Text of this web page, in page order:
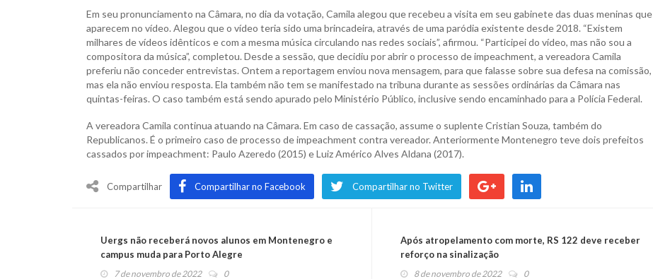
Em seu pronunciamento na Câmara, no dia da votação, Camila alegou que recebeu a visita em seu gabinete das duas meninas que
aparecem no vídeo. Alegou que o vídeo teria sido uma brincadeira, através de uma paródia existente desde 2018. “Existem
milhares de vídeos idênticos e com a mesma música circulando nas redes sociais”, afirmou. “Participei do vídeo, mas não sou a
compositora da música”, completou. Desde a sessão, que decidiu por abrir o processo de impeachment, a vereadora Camila
preferiu não conceder entrevistas. Ontem a reportagem enviou nova mensagem, para que falasse sobre sua defesa na comissão,
mas ela não enviou resposta. Ela também não tem se manifestado na tribuna durante as sessões ordinárias da Câmara nas
quintas-feiras. O caso também está sendo apurado pelo Ministério Público, inclusive sendo encaminhado para a Polícia Federal.
A vereadora Camila continua atuando na Câmara. Em caso de cassação, assume o suplente Cristian Souza, também do
Republicanos. É o primeiro caso de processo de impeachment contra vereador. Anteriormente Montenegro teve dois prefeitos
cassados por impeachment: Paulo Azeredo (2015) e Luiz Américo Alves Aldana (2017).
Compartilhar Compartilhar no Facebook Compartilhar no Twitter
Uergs não receberá novos alunos em Montenegro e
campus muda para Porto Alegre
7 de novembro de 2022 0
Após atropelamento com morte, RS 122 deve receber
reforço na sinalização
8 de novembro de 2022 0